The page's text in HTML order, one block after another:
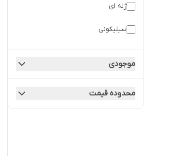
ژله ای
سیلیکونی
موجودی
محدوده قیمت